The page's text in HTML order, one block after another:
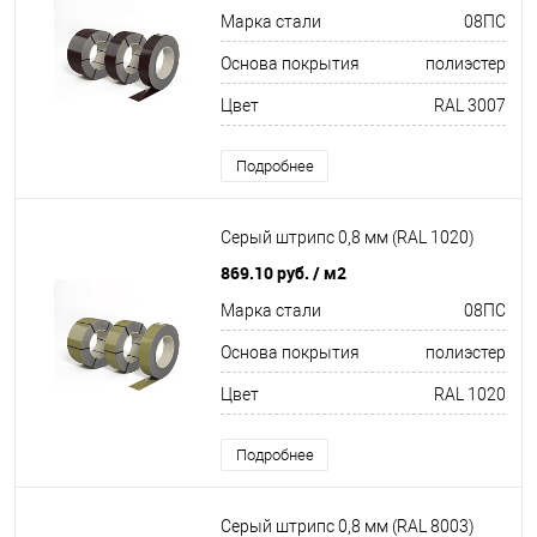
Марка стали 08ПС
Основа покрытия полиэстер
Цвет RAL 3007
Подробнее
Серый штрипс 0,8 мм (RAL 1020)
869.10 руб. / м2
Марка стали 08ПС
Основа покрытия полиэстер
Цвет RAL 1020
Подробнее
Серый штрипс 0,8 мм (RAL 8003)